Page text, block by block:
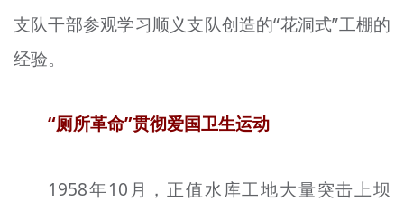
支队干部参观学习顺义支队创造的“花洞式”工棚的
经验。
“厕所革命”贯彻爱国卫生运动
1958年10月，正值水库工地大量突击上坝